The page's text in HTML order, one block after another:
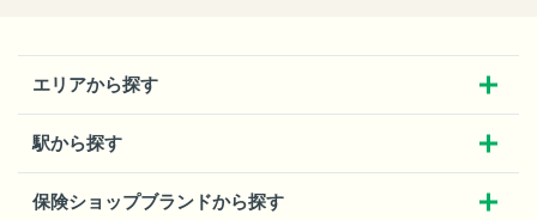
エリアから探す
駅から探す
保険ショップブランドから探す